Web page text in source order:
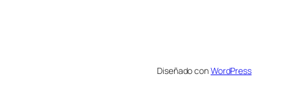
Diseñado conWordPress